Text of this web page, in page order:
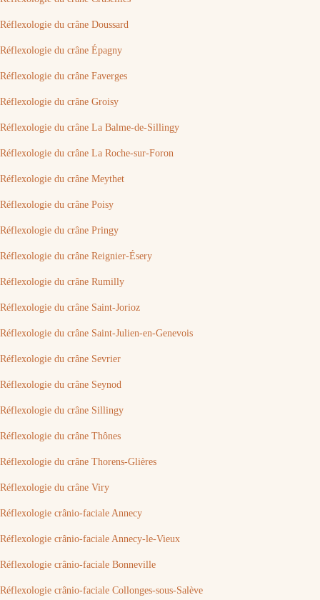
Réflexologie du crâne Doussard
Réflexologie du crâne Épagny
Réflexologie du crâne Faverges
Réflexologie du crâne Groisy
Réflexologie du crâne La Balme-de-Sillingy
Réflexologie du crâne La Roche-sur-Foron
Réflexologie du crâne Meythet
Réflexologie du crâne Poisy
Réflexologie du crâne Pringy
Réflexologie du crâne Reignier-Ésery
Réflexologie du crâne Rumilly
Réflexologie du crâne Saint-Jorioz
Réflexologie du crâne Saint-Julien-en-Genevois
Réflexologie du crâne Sevrier
Réflexologie du crâne Seynod
Réflexologie du crâne Sillingy
Réflexologie du crâne Thônes
Réflexologie du crâne Thorens-Glières
Réflexologie du crâne Viry
Réflexologie crânio-faciale Annecy
Réflexologie crânio-faciale Annecy-le-Vieux
Réflexologie crânio-faciale Bonneville
Réflexologie crânio-faciale Collonges-sous-Salève